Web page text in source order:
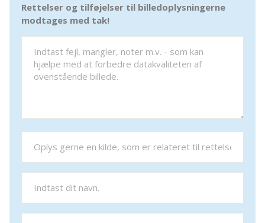
Rettelser og tilføjelser til billedoplysningerne
modtages med tak!